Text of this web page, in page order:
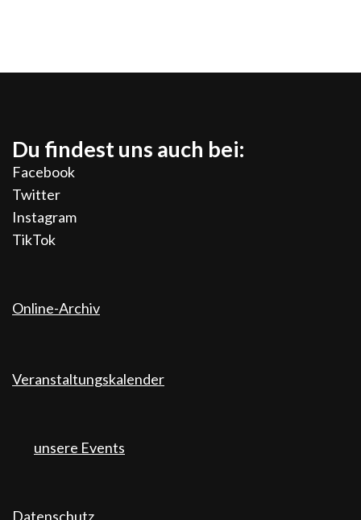
Du findest uns auch bei:
Facebook
Twitter
Instagram
TikTok
Online-Archiv
Veranstaltungskalender
unsere Events
Datenschutz